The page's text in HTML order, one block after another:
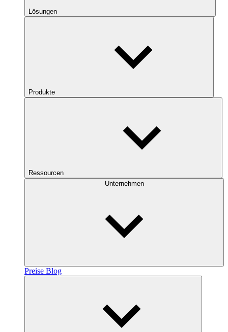
Lösungen
Produkte
Ressourcen
Unternehmen
Preise Blog